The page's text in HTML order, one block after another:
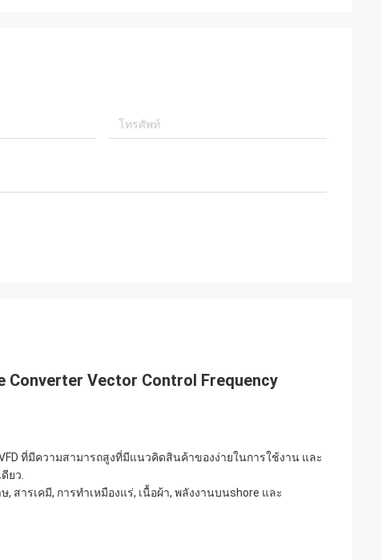
Converter Vector Control Frequency
ที่มีความสามารถสูงที่มีแนวคิดสินค้าของง่ายในการใช้งาน และ
ยว.
สารเคมี, การทําเหมืองแร่, เนื้อผ้า, พลังงานบนshore และ